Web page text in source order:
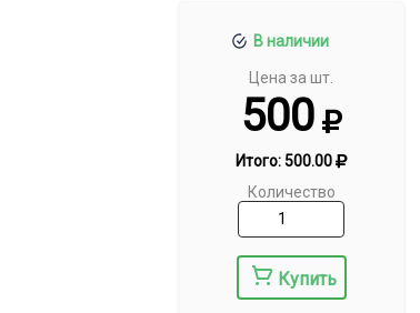
В наличии
Цена за шт.
500
Итого:500.00
Количество
Купить